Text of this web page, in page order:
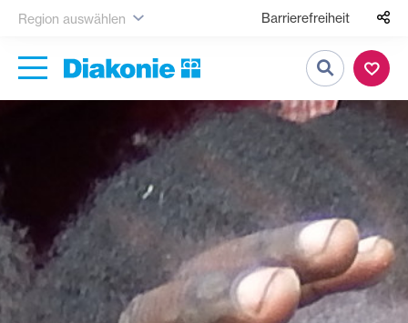
Region auswählen Barrierefreiheit
Suche